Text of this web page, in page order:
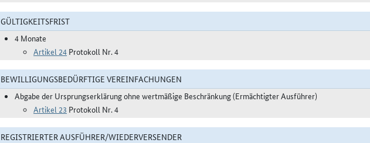
GÜLTIGKEITSFRIST
4 Monate
Artikel 24 Protokoll Nr. 4
BEWILLIGUNGSBEDÜRFTIGE VEREINFACHUNGEN
Abgabe der Ursprungserklärung ohne wertmäßige Beschränkung (Ermächtigter Ausführer)
Artikel 23 Protokoll Nr. 4
REGISTRIERTER AUSFÜHRER/WIEDERVERSENDER